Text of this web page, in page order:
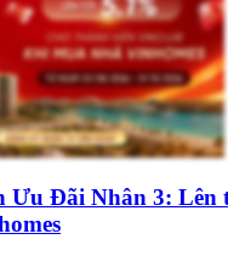
Ưu Đãi Nhân 3: Lên